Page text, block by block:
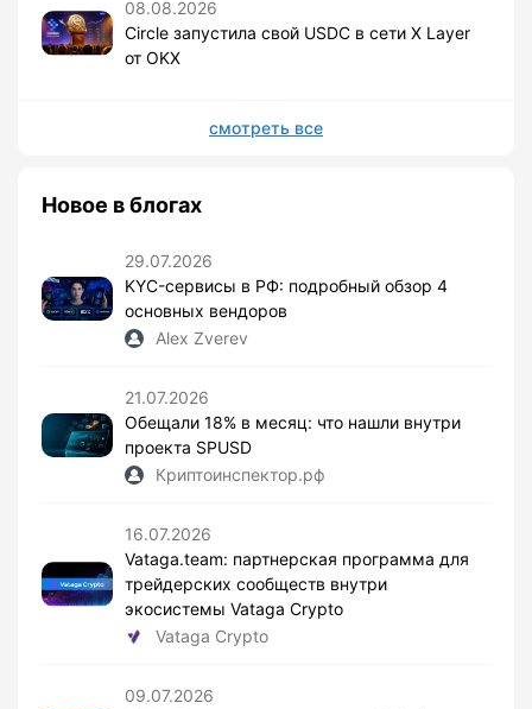
08.08.2026
Circle запустила свой USDC в сети X Layer
от OKX
смотреть все
Новое в блогах
29.07.2026
KYC-сервисы в РФ: подробный обзор 4
основных вендоров
Alex Zverev
21.07.2026
Обещали 18% в месяц: что нашли внутри
проекта SPUSD
Криптоинспектор.рф
16.07.2026
Vataga.team: партнерская программа для
трейдерских сообществ внутри
экосистемы Vataga Crypto
Vataga Crypto
09.07.2026